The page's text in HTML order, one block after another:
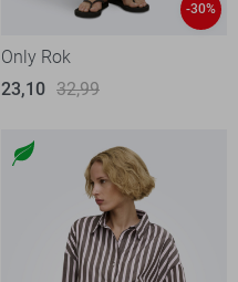
-30%
Only Rok
23,10 32,99